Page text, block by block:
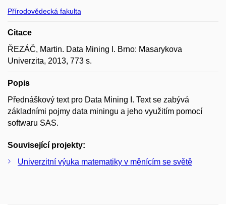
Přírodovědecká fakulta
Citace
ŘEZÁČ, Martin. Data Mining I. Brno: Masarykova
Univerzita, 2013, 773 s.
Popis
Přednáškový text pro Data Mining I. Text se zabývá
základními pojmy data miningu a jeho využitím pomocí
softwaru SAS.
Související projekty:
Univerzitní výuka matematiky v měnícím se světě